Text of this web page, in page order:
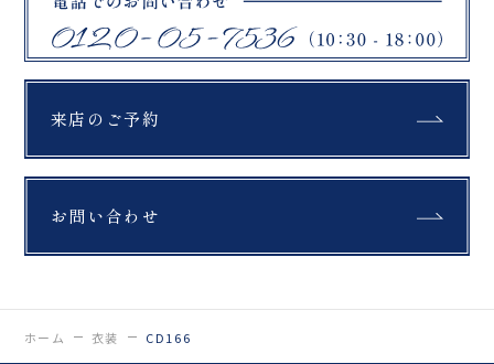
来店のご予約
お問い合わせ
ホーム 衣装 CD166